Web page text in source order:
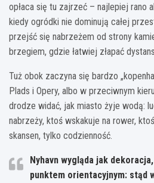
opłaca się tu zajrzeć – najlepiej rano
kiedy ogródki nie dominują całej
przejść się nabrzeżem od strony
brzegiem, gdzie łatwiej złapać
Tuż obok zaczyna się bardzo
Plads i Opery, albo w przeciwnym
drodze widać, jak miasto żyje wodą:
nabrzeży, ktoś wskakuje na rower,
skansen, tylko codzienność.
Nyhavn wygląda jak
punktem orientacyjnym: stąd